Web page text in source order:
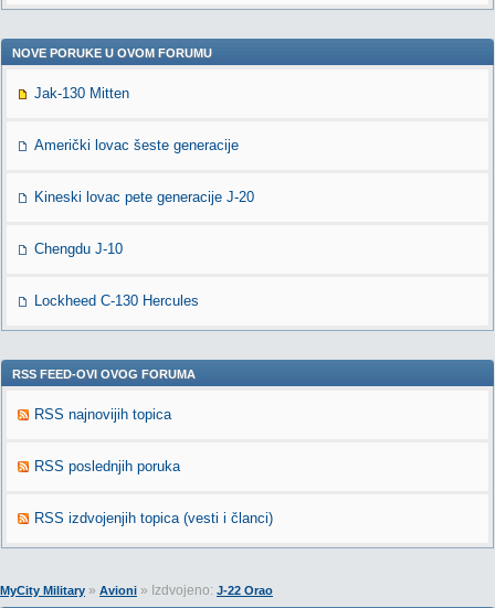
NOVE PORUKE U OVOM FORUMU
Jak-130 Mitten
Američki lovac šeste generacije
Kineski lovac pete generacije J-20
Chengdu J-10
Lockheed C-130 Hercules
RSS FEED-OVI OVOG FORUMA
RSS najnovijih topica
RSS poslednjih poruka
RSS izdvojenjih topica (vesti i članci)
MyCity Military » Avioni » Izdvojeno: J-22 Orao